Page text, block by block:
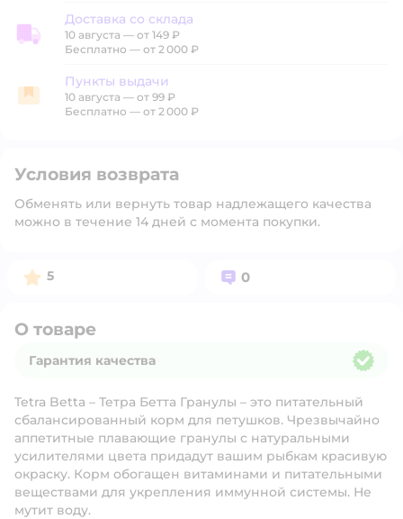
Доставка со склада
Доставка со склада
10 августа — от 149 ₽
Бесплатно — от 2 000 ₽
Пункты выдачи
Пункты выдачи
10 августа — от 99 ₽
Бесплатно — от 2 000 ₽
Условия возврата
Обменять или вернуть товар надлежащего качества
можно в течение 14 дней с момента покупки.
Рейтинг:
5 Вопросов:
0
О товаре
Гарантия качества
Tetra Betta – Тетра Бетта Гранулы – это питательный
сбалансированный корм для петушков. Чрезвычайно
аппетитные плавающие гранулы с натуральными
усилителями цвета придадут вашим рыбкам красивую
окраску. Корм обогащен витаминами и питательными
веществами для укрепления иммунной системы. Не
мутит воду.